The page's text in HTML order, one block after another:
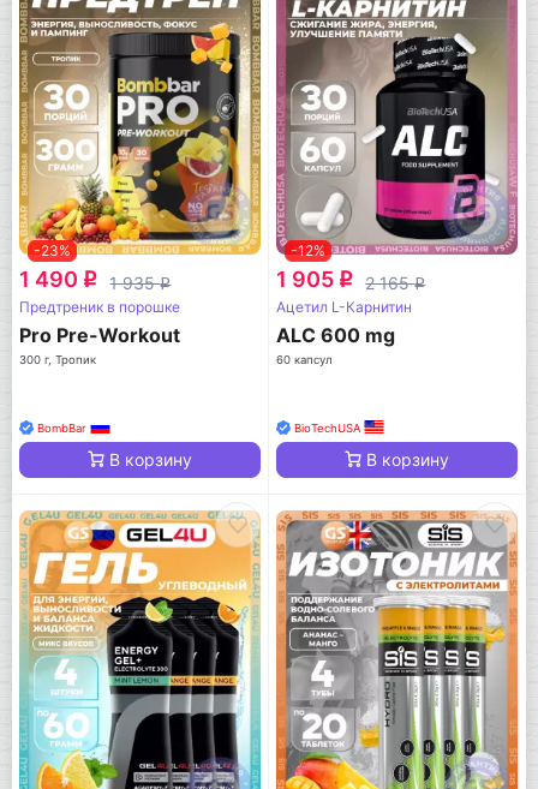
-23%
1 490 q 1 935q
Предтреник в порошке
Pro Pre-Workout
300 г, Тропик
BombBar
В корзину
-12%
1 905 q 2 165q
Ацетил L-Карнитин
ALC 600 mg
60 капсул
BioTechUSA
В корзину